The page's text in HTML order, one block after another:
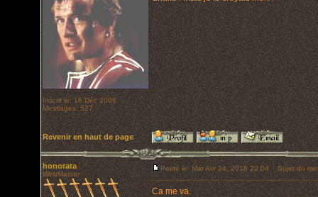
Inscrit le: 16 Déc 2006
Messages: 527
Revenir en haut de page
honorata
WebMaster
Posté le: Mar Avr 24, 2018 22:04 Sujet du
Ca me va.